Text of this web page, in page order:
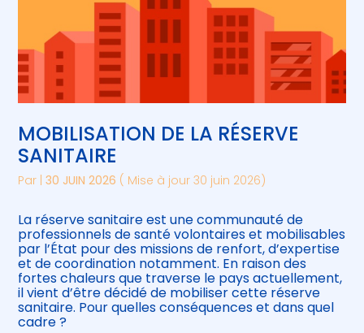
MOBILISATION DE LA RÉSERVE
SANITAIRE
Par |30 JUIN 2026 ( Mise à jour 30 juin 2026)
La réserve sanitaire est une communauté de
professionnels de santé volontaires et mobilisables
par l’État pour des missions de renfort, d’expertise
et de coordination notamment. En raison des
fortes chaleurs que traverse le pays actuellement,
il vient d’être décidé de mobiliser cette réserve
sanitaire. Pour quelles conséquences et dans quel
cadre ?